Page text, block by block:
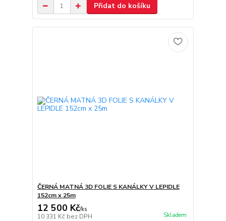
Přidat do košíku
ČERNÁ MATNÁ 3D FOLIE S KANÁLKY V LEPIDLE
152cm x 25m
12 500 Kč/ks
10 331 Kč bez DPH Skladem